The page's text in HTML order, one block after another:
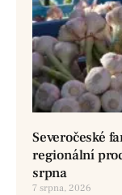
Severočeské
regionální
srpna
7 srpna, 2026